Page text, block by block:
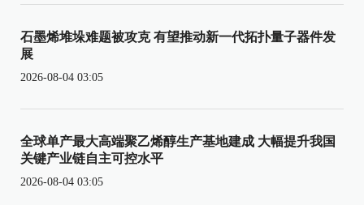
石墨烯堆垛难题被攻克 有望推动新一代拓扑量子器件发
展
2026-08-04 03:05
全球单产最大高端聚乙烯醇生产基地建成 大幅提升我国
关键产业链自主可控水平
2026-08-04 03:05